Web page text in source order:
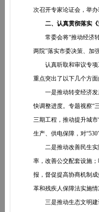
次召开专家论证会，举
二、认真贯彻落实
常委会将“推动经济转
两院”落实市委决策、加
认真听取和审议专项工
重点突出了以下几个方面
一是推动转变经济发展
快调整进度。专题视察“
三期工程，推动提升城
生产、供电保障，对
二是推动改善民生实际
率，改善公交配套设施
报，督促提高协商机制
革和残疾人保障法实施
三是推动生态文明建设